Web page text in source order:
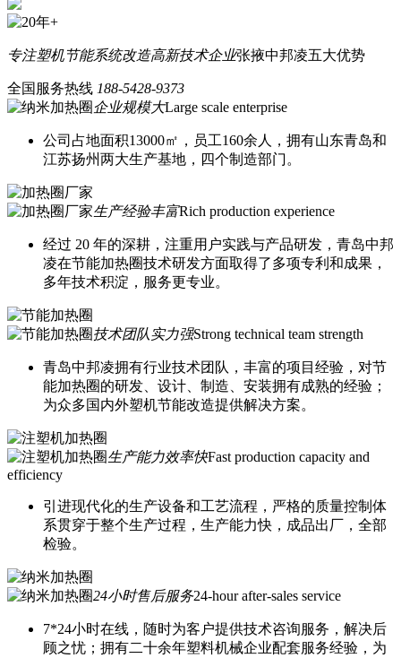
专注塑机节能系统改造高新技术企业张掖中邦凌五大优势
全国服务热线 188-5428-9373
企业规模大Large scale enterprise
公司占地面积13000㎡，员工160余人，拥有山东青岛和
江苏扬州两大生产基地，四个制造部门。
生产经验丰富Rich production experience
经过 20 年的深耕，注重用户实践与产品研发，青岛中邦
凌在节能加热圈技术研发方面取得了多项专利和成果，
多年技术积淀，服务更专业。
技术团队实力强Strong technical team strength
青岛中邦凌拥有行业技术团队，丰富的项目经验，对节
能加热圈的研发、设计、制造、安装拥有成熟的经验；
为众多国内外塑机节能改造提供解决方案。
生产能力效率快Fast production capacity and
efficiency
引进现代化的生产设备和工艺流程，严格的质量控制体
系贯穿于整个生产过程，生产能力快，成品出厂，全部
检验。
24小时售后服务24-hour after-sales service
7*24小时在线，随时为客户提供技术咨询服务，解决后
顾之忧；拥有二十余年塑料机械企业配套服务经验，为